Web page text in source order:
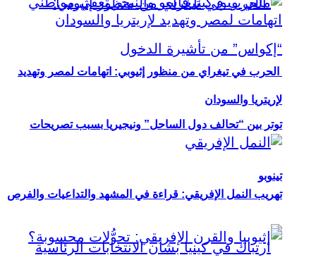
توتر بين “تحالف دول الساحل” ونيجيريا بسبب تصريحات
تينوبو
الحرب في تيغراي من منظور إثيوبي: اتهامات لمصر وتهديد
لإريتريا والسودان
تهريب النمل الإفريقي: قراءة في المشهد والتداعيات والفرص